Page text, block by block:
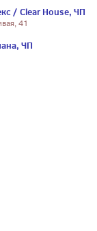
/ Clear House, ЧП
41
ЧП